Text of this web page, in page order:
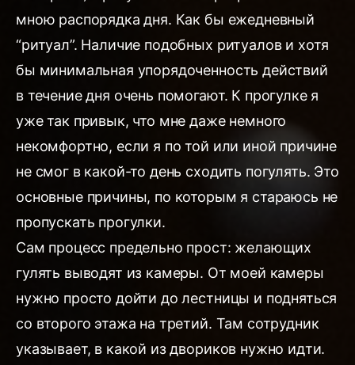
мною распорядка дня. Как бы ежедневный
“ритуал”. Наличие подобных ритуалов и хотя
бы минимальная упорядоченность действий
в течение дня очень помогают. К прогулке я
уже так привык, что мне даже немного
некомфортно, если я по той или иной причине
не смог в какой-то день сходить погулять. Это
основные причины, по которым я стараюсь не
пропускать прогулки.
Сам процесс предельно прост: желающих
гулять выводят из камеры. От моей камеры
нужно просто дойти до лестницы и подняться
со второго этажа на третий. Там сотрудник
указывает, в какой из двориков нужно идти.